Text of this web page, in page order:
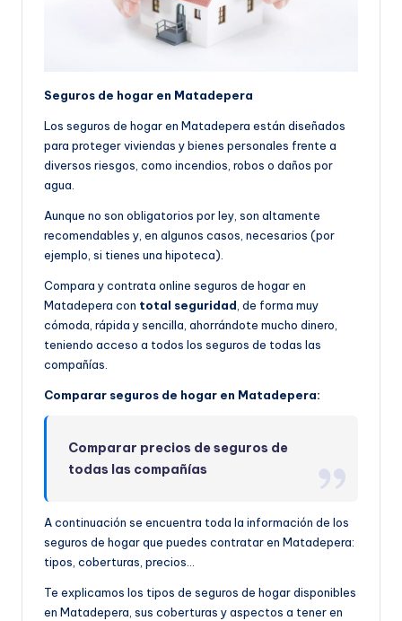
Seguros de hogar en Matadepera
Los seguros de hogar en Matadepera están diseñados
para proteger viviendas y bienes personales frente a
diversos riesgos, como incendios, robos o daños por
agua.
Aunque no son obligatorios por ley, son altamente
recomendables y, en algunos casos, necesarios (por
ejemplo, si tienes una hipoteca).
Compara y contrata online seguros de hogar en
Matadepera con total seguridad, de forma muy
cómoda, rápida y sencilla, ahorrándote mucho dinero,
teniendo acceso a todos los seguros de todas las
compañías.
Comparar seguros de hogar en Matadepera:
Comparar precios de seguros de
todas las compañías
A continuación se encuentra toda la información de los
seguros de hogar que puedes contratar en Matadepera:
tipos, coberturas, precios…
Te explicamos los tipos de seguros de hogar disponibles
en Matadepera, sus coberturas y aspectos a tener en